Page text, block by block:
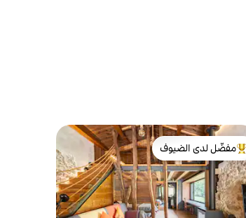
من أبرز البيوت المفضّلة لدى الضيوف
مفضّل لدى الضيوف